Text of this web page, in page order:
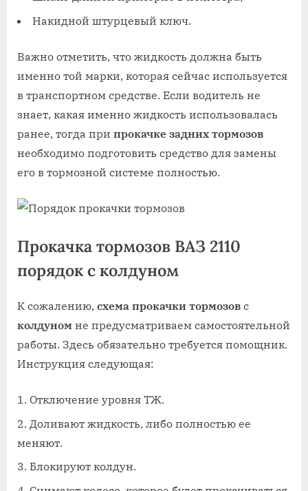
Накидной штурцевый ключ.
Важно отметить, что жидкость должна быть
именно той марки, которая сейчас используется
в транспортном средстве. Если водитель не
знает, какая именно жидкость использовалась
ранее, тогда при прокачке задних тормозов
необходимо подготовить средство для замены
его в тормозной системе полностью.
Прокачка тормозов ВАЗ 2110
порядок с колдуном
К сожалению, схема прокачки тормозов с
колдуном не предусматриваем самостоятельной
работы. Здесь обязательно требуется помощник.
Инструкция следующая:
Отключение уровня ТЖ.
Доливают жидкость, либо полностью ее
меняют.
Блокируют колдун.